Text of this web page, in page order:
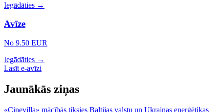
Iegādāties →
Avīze
No 9.50 EUR
Iegādāties →
Lasīt e-avīzi
Jaunākās ziņas
«Cinevilla» mācībās tiksies Baltijas valstu un Ukrainas enerģētikas